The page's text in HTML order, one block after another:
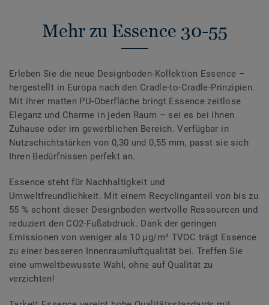
Mehr zu Essence 30-55
Erleben Sie die neue Designboden-Kollektion Essence –
hergestellt in Europa nach den Cradle-to-Cradle-Prinzipien.
Mit ihrer matten PU-Oberfläche bringt Essence zeitlose
Eleganz und Charme in jeden Raum – sei es bei Ihnen
Zuhause oder im gewerblichen Bereich. Verfügbar in
Nutzschichtstärken von 0,30 und 0,55 mm, passt sie sich
Ihren Bedürfnissen perfekt an.
Essence steht für Nachhaltigkeit und
Umweltfreundlichkeit. Mit einem Recyclinganteil von bis zu
55 % schont dieser Designboden wertvolle Ressourcen und
reduziert den CO2-Fußabdruck. Dank der geringen
Emissionen von weniger als 10 μg/m³ TVOC trägt Essence
zu einer besseren Innenraumluftqualität bei. Treffen Sie
eine umweltbewusste Wahl, ohne auf Qualität zu
verzichten!